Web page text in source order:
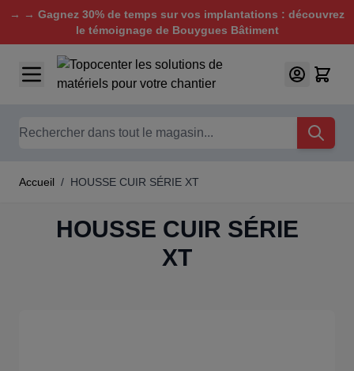
→ → Gagnez 30% de temps sur vos implantations : découvrez
le témoignage de Bouygues Bâtiment
Aller au contenu
Chercher
Accueil / HOUSSE CUIR SÉRIE XT
HOUSSE CUIR SÉRIE
XT